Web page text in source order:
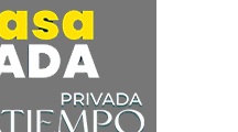
comenzó a deteriorarse
por su intento de
2022. En ese momento,
y los hijos del